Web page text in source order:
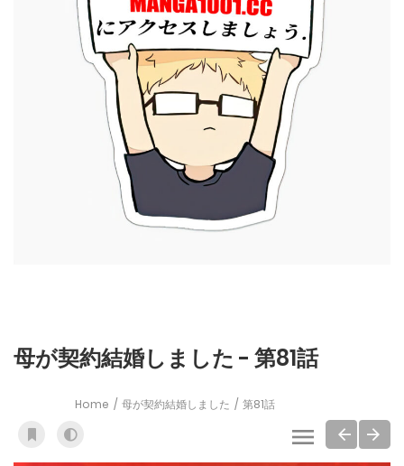
母が契約結婚しました - 第81話
Home 母が契約結婚しました 第81話